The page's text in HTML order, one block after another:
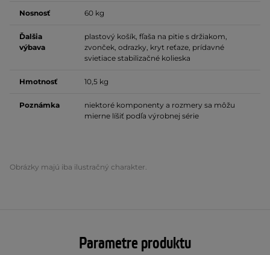
Nosnosť 60 kg
Ďalšia
výbava
plastový košík, fľaša na pitie s držiakom,
zvonček, odrazky, kryt reťaze, prídavné
svietiace stabilizačné kolieska
Hmotnosť 10,5 kg
Poznámka
niektoré komponenty a rozmery sa môžu
mierne líšiť podľa výrobnej série
Obrázky majú iba ilustračný charakter.
Parametre produktu